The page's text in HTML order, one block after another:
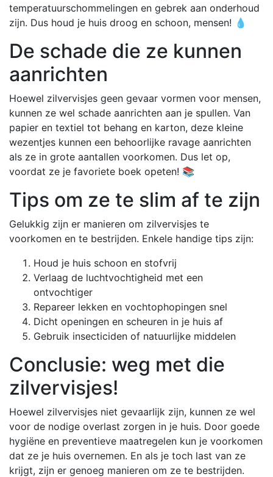
temperatuurschommelingen en gebrek aan onderhoud
zijn. Dus houd je huis droog en schoon, mensen! 💧
De schade die ze kunnen
aanrichten
Hoewel zilvervisjes geen gevaar vormen voor mensen,
kunnen ze wel schade aanrichten aan je spullen. Van
papier en textiel tot behang en karton, deze kleine
wezentjes kunnen een behoorlijke ravage aanrichten
als ze in grote aantallen voorkomen. Dus let op,
voordat ze je favoriete boek opeten! 📚
Tips om ze te slim af te zijn
Gelukkig zijn er manieren om zilvervisjes te
voorkomen en te bestrijden. Enkele handige tips zijn:
Houd je huis schoon en stofvrij
Verlaag de luchtvochtigheid met een
ontvochtiger
Repareer lekken en vochtophopingen snel
Dicht openingen en scheuren in je huis af
Gebruik insecticiden of natuurlijke middelen
Conclusie: weg met die
zilvervisjes!
Hoewel zilvervisjes niet gevaarlijk zijn, kunnen ze wel
voor de nodige overlast zorgen in je huis. Door goede
hygiëne en preventieve maatregelen kun je voorkomen
dat ze je huis overnemen. En als je toch last van ze
krijgt, zijn er genoeg manieren om ze te bestrijden.